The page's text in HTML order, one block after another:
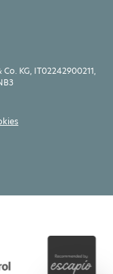
KG, IT02242900211,